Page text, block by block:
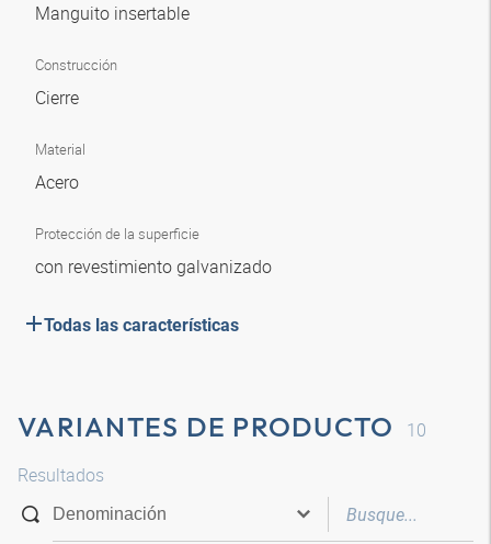
Manguito insertable
Construcción
Cierre
Material
Acero
Protección de la superficie
con revestimiento galvanizado
Todas las características
VARIANTES DE PRODUCTO
10
Resultados